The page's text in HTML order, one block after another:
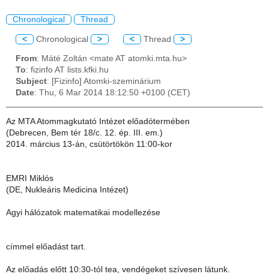
Chronological Thread
< Chronological > < Thread >
From: Máté Zoltán <mate AT atomki.mta.hu>
To: fizinfo AT lists.kfki.hu
Subject: [Fizinfo] Atomki-szeminárium
Date: Thu, 6 Mar 2014 18:12:50 +0100 (CET)
Az MTA Atommagkutató Intézet előadótermében
(Debrecen, Bem tér 18/c. 12. ép. III. em.)
2014. március 13-án, csütörtökön 11:00-kor
EMRI Miklós
(DE, Nukleáris Medicina Intézet)
Agyi hálózatok matematikai modellezése
címmel előadást tart.
Az előadás előtt 10:30-tól tea, vendégeket szívesen látunk.